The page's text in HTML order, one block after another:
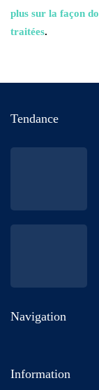
plus sur la façon
traitées.
Tendance
Navigation
Information